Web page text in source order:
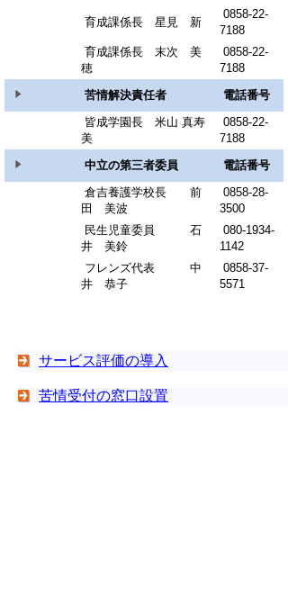
育成課係長 星見 新
0858-22-
7188
育成課係長 末次 美
穂
0858-22-
7188
苦情解決責任者
電話番号
皆成学園長 米山 真寿
美
0858-22-
7188
中立の第三者委員
電話番号
倉吉養護学校長 前
田 美波
0858-28-
3500
民生児童委員 石
井 美鈴
080-1934-
1142
フレンズ代表 中
井 恭子
0858-37-
5571
サービス評価の導入
苦情受付の窓口設置